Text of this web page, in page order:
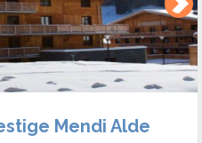
Mendi Alde